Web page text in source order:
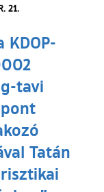
21.
tavi
Tatán